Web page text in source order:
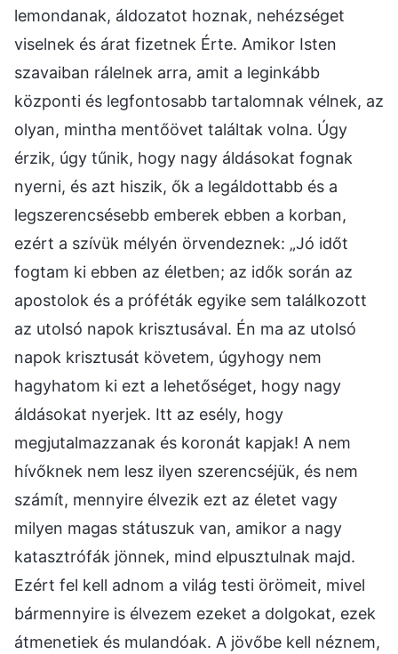
lemondanak, áldozatot hoznak, nehézséget
viselnek és árat fizetnek Érte. Amikor Isten
szavaiban rálelnek arra, amit a leginkább
központi és legfontosabb tartalomnak vélnek, az
olyan, mintha mentőövet találtak volna. Úgy
érzik, úgy tűnik, hogy nagy áldásokat fognak
nyerni, és azt hiszik, ők a legáldottabb és a
legszerencsésebb emberek ebben a korban,
ezért a szívük mélyén örvendeznek: „Jó időt
fogtam ki ebben az életben; az idők során az
apostolok és a próféták egyike sem találkozott
az utolsó napok krisztusával. Én ma az utolsó
napok krisztusát követem, úgyhogy nem
hagyhatom ki ezt a lehetőséget, hogy nagy
áldásokat nyerjek. Itt az esély, hogy
megjutalmazzanak és koronát kapjak! A nem
hívőknek nem lesz ilyen szerencséjük, és nem
számít, mennyire élvezik ezt az életet vagy
milyen magas státuszuk van, amikor a nagy
katasztrófák jönnek, mind elpusztulnak majd.
Ezért fel kell adnom a világ testi örömeit, mivel
bármennyire is élvezem ezeket a dolgokat, ezek
átmenetiek és mulandóak. A jövőbe kell néznem,